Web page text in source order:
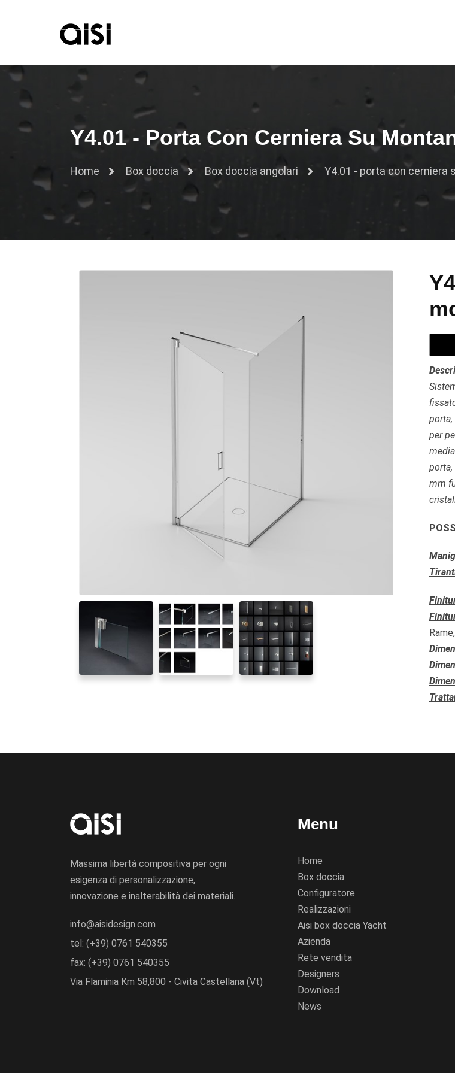
Y4.01 - Porta Con Cerniera Su
Home Box doccia Box doccia angolari Y4.01 - porta con
porta,
per
mm
Massima libertà compositiva per ogni
esigenza di personalizzazione,
innovazione e inalterabilità dei materiali.
info@aisidesign.com
tel: (+39) 0761 540355
fax: (+39) 0761 540355
Via Flaminia Km 58,800 - Civita Castellana (Vt)
Menu
Home
Box doccia
Configuratore
Realizzazioni
Aisi box doccia Yacht
Azienda
Rete vendita
Designers
Download
News